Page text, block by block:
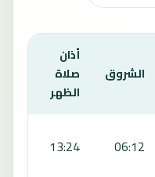
الشروق
أذان
صلاة
الظهر
06:12
13:24